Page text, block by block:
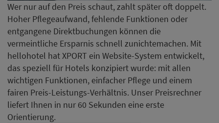
Wer nur auf den Preis schaut, zahlt später oft doppelt.
Hoher Pflegeaufwand, fehlende Funktionen oder
entgangene Direktbuchungen können die
vermeintliche Ersparnis schnell zunichtemachen. Mit
hellohotel hat XPORT ein Website-System entwickelt,
das speziell für Hotels konzipiert wurde: mit allen
wichtigen Funktionen, einfacher Pflege und einem
fairen Preis-Leistungs-Verhältnis. Unser Preisrechner
liefert Ihnen in nur 60 Sekunden eine erste
Orientierung.